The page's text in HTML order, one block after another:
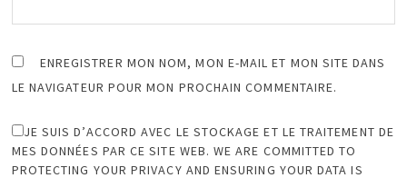
ENREGISTRER MON NOM, MON E-MAIL ET MON SITE DANS
LE NAVIGATEUR POUR MON PROCHAIN COMMENTAIRE.
JE SUIS D’ACCORD AVEC LE STOCKAGE ET LE TRAITEMENT DE
MES DONNÉES PAR CE SITE WEB. WE ARE COMMITTED TO
PROTECTING YOUR PRIVACY AND ENSURING YOUR DATA IS